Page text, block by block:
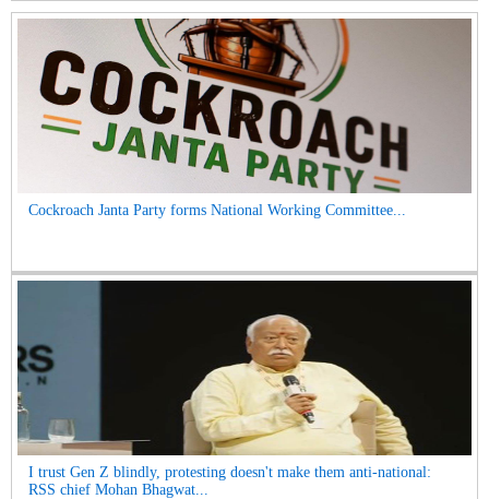
Cockroach Janta Party forms National Working Committee...
I trust Gen Z blindly, protesting doesn't make them anti-national:
RSS chief Mohan Bhagwat...